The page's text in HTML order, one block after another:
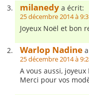
milanedy a écrit:
25 décembre 2014 à
Joyeux Noël et bon
Warlop Nadine
25 décembre 2014 à
A vous aussi, joyeux
Merci pour vos